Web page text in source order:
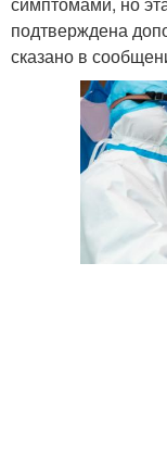
подтверждена
сказано в